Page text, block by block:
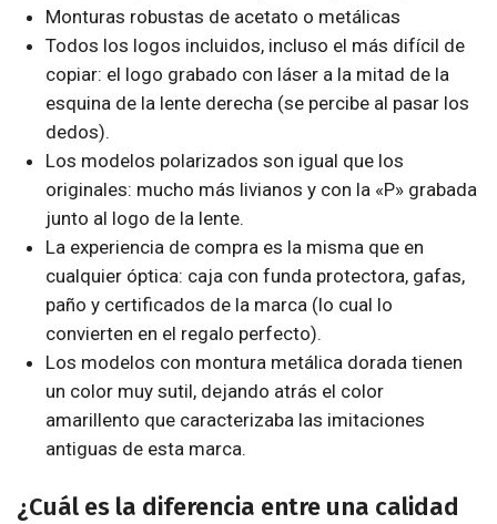
Monturas robustas de acetato o metálicas
Todos los logos incluidos, incluso el más difícil de
copiar: el logo grabado con láser a la mitad de la
esquina de la lente derecha (se percibe al pasar los
dedos).
Los modelos polarizados son igual que los
originales: mucho más livianos y con la «P» grabada
junto al logo de la lente.
La experiencia de compra es la misma que en
cualquier óptica: caja con funda protectora, gafas,
paño y certificados de la marca (lo cual lo
convierten en el regalo perfecto).
Los modelos con montura metálica dorada tienen
un color muy sutil, dejando atrás el color
amarillento que caracterizaba las imitaciones
antiguas de esta marca.
¿Cuál es la diferencia entre una calidad